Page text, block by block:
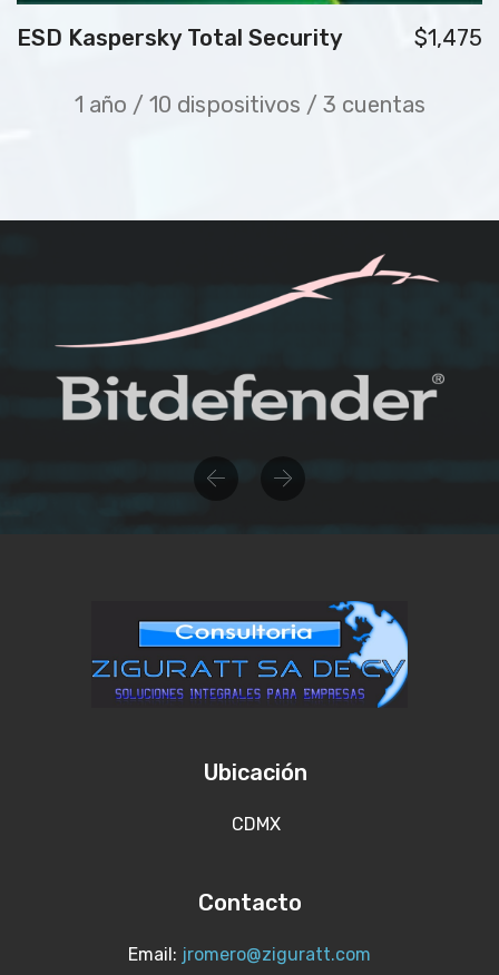
ESD Kaspersky Total Security $1,475
1 año / 10 dispositivos / 3 cuentas
PreviousNext
Ubicación
CDMX
Contacto
Email: jromero@ziguratt.com